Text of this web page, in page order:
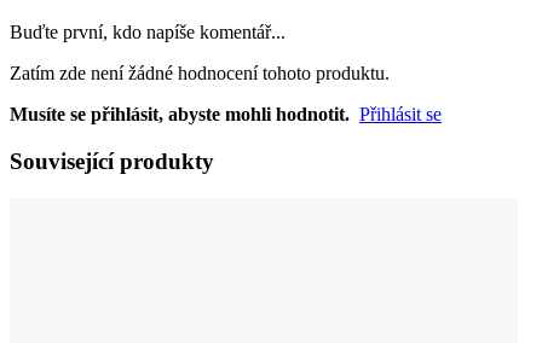
Buďte první, kdo napíše komentář...
Zatím zde není žádné hodnocení tohoto produktu.
Musíte se přihlásit, abyste mohli hodnotit. Přihlásit se
Související produkty